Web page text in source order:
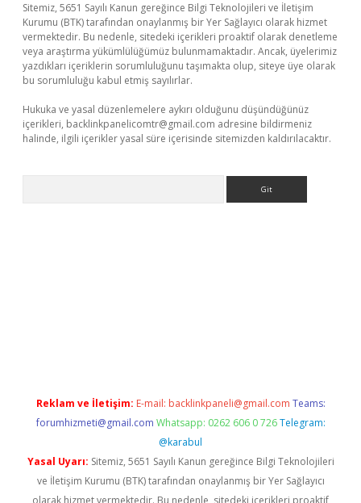
Sitemiz, 5651 Sayılı Kanun gereğince Bilgi Teknolojileri ve İletişim
Kurumu (BTK) tarafından onaylanmış bir Yer Sağlayıcı olarak hizmet
vermektedir. Bu nedenle, sitedeki içerikleri proaktif olarak denetleme
veya araştırma yükümlülüğümüz bulunmamaktadır. Ancak, üyelerimiz
yazdıkları içeriklerin sorumluluğunu taşımakta olup, siteye üye olarak
bu sorumluluğu kabul etmiş sayılırlar.
Hukuka ve yasal düzenlemelere aykırı olduğunu düşündüğünüz
içerikleri, backlinkpanelicomtr@gmail.com adresine bildirmeniz
halinde, ilgili içerikler yasal süre içerisinde sitemizden kaldırılacaktır.
Reklam ve İletişim: E-mail: backlinkpaneli@gmail.com Teams:
forumhizmeti@gmail.com Whatsapp: 0262 606 0 726 Telegram:
@karabul
Yasal Uyarı: Sitemiz, 5651 Sayılı Kanun gereğince Bilgi Teknolojileri
ve İletişim Kurumu (BTK) tarafından onaylanmış bir Yer Sağlayıcı
olarak hizmet vermektedir. Bu nedenle, sitedeki içerikleri proaktif